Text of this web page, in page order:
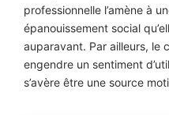
professionnelle l’amène à
épanouissement social
auparavant. Par ailleurs, le
engendre un sentiment
s’avère être une source